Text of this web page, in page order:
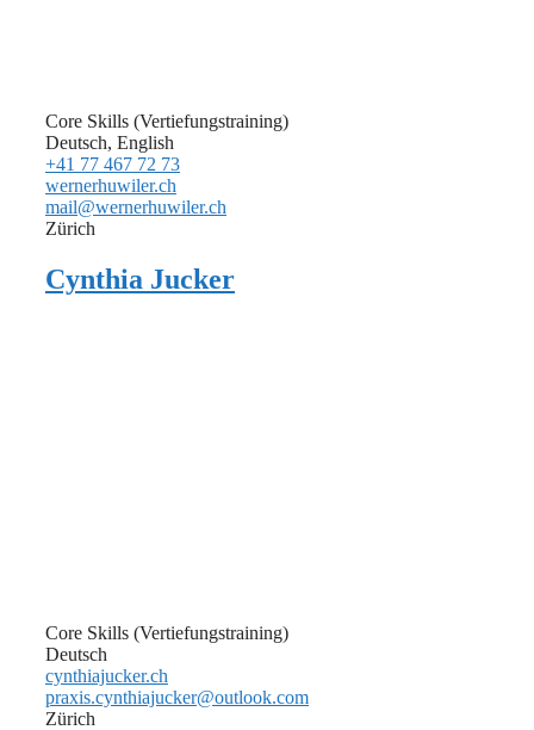
Core Skills (Vertiefungstraining)
Deutsch, English
+41 77 467 72 73
wernerhuwiler.ch
mail@wernerhuwiler.ch
Zürich
Cynthia Jucker
Core Skills (Vertiefungstraining)
Deutsch
cynthiajucker.ch
praxis.cynthiajucker@outlook.com
Zürich